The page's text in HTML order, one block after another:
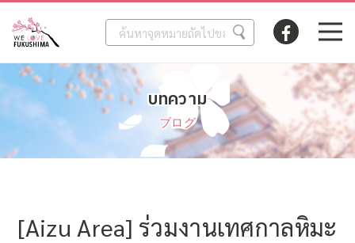
บทความ
ブログ
[Aizu Area] ร่วมงานเทศกาลหิมะ